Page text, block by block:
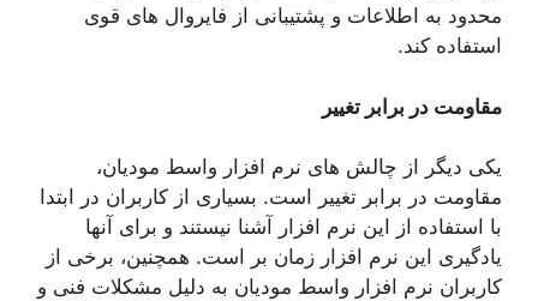
محدود به اطلاعات و پشتیبانی از فایروال های قوی
استفاده کند.
مقاومت در برابر تغییر
یکی دیگر از چالش های نرم افزار واسط مودیان،
مقاومت در برابر تغییر است. بسیاری از کاربران در ابتدا
با استفاده از این نرم افزار آشنا نیستند و برای آنها
یادگیری این نرم افزار زمان بر است. همچنین، برخی از
کاربران نرم افزار واسط مودیان به دلیل مشکلات فنی و